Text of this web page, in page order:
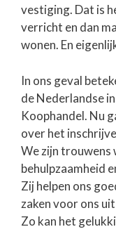
vestiging. Dat is
verricht en dan
wonen. En
In ons geval
de Nederlandse
Koophandel. Nu
over het
We zijn
behulpzaamheid
Zij helpen ons
zaken voor ons
Zo kan het